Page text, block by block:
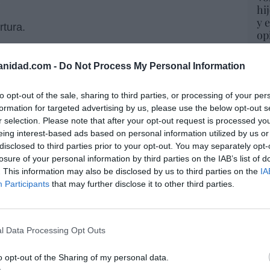
- Do Not Process My Personal Information
opt-out of the sale, sharing to third parties, or processing of your
for targeted advertising by us, please use the below opt-out
selection. Please note that after your opt-out request is processed
interest-based ads based on personal information utilized by us
to third parties prior to your opt-out. You may separately
of your personal information by third parties on the IAB’s list of
This information may also be disclosed by us to third parties on the
Participants that may further disclose it to other third parties.
Data Processing Opt Outs
opt-out of the Sharing of my personal data.
al que da la vida?
a la Vida.
este artículo?
newsletter y recibe cada dia
destacado de Hispanidad
y